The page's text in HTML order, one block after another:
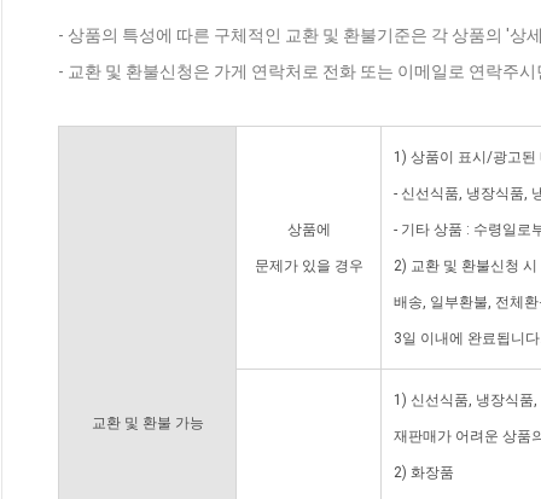
- 상품의 특성에 따른 구체적인 교환 및 환불기준은 각 상품의 '상
- 교환 및 환불신청은 가게 연락처로 전화 또는 이메일로 연락주
교환 및 환불 가능
상품에
문제가 있을 경우
1) 상품이 표시/광고된
- 신선식품, 냉장식품,
- 기타 상품 : 수령일로
2) 교환 및 환불신청
배송, 일부환불, 전체
3일 이내에 완료됩니
1) 신선식품, 냉장식품
재판매가 어려운 상품
2) 화장품